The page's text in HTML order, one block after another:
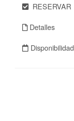
RESERVAR
Detalles
Disponibilidad